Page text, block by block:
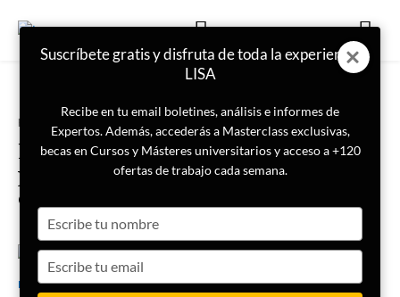
Portada
Los ciberdelitos sexuales: un reto
para las sociedades asiáticas y
cómo combatirlo
María Belén Agüera Martínez
Suscríbete gratis y disfruta de toda la experiencia
LISA
Recibe en tu email boletines, análisis e informes de
Expertos. Además, accederás a Masterclass exclusivas,
becas en Cursos y Másteres universitarios y acceso a +120
ofertas de trabajo cada semana.
your
name
your